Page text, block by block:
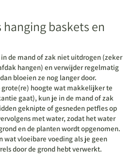
baskets en
de mand of zak niet uitdrogen (zeker
hangen) en verwijder regelmatig
bloeien ze nog langer door.
grote(re) hoogte wat makkelijker te
gaat), kun je in de mand of zak
geknipte of gesneden petfles op
met water, zodat het water
en de planten wordt opgenomen.
wat vloeibare voeding als je geen
door de grond hebt verwerkt.